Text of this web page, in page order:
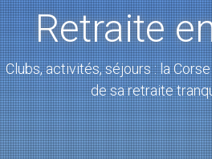
Retraite
Clubs, activités, séjours : la
de sa retraite